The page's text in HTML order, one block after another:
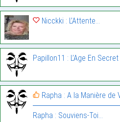
Nicckki : L’Attente…
Papillon11 : L’Age En Secret
Rapha : A la Manière de
Rapha : Souviens-Toi…